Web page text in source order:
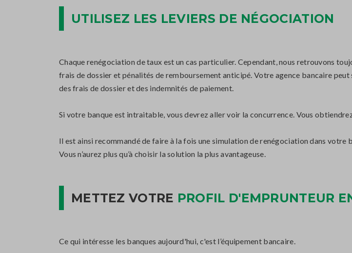
UTILISEZ LES LEVIERS DE NÉGOCIATION
Chaque renégociation de taux est un cas particulier. Cependant, nous retrouvons
frais de dossier et pénalités de remboursement anticipé. Votre agence bancaire
des frais de dossier et des indemnités de paiement.
Si votre banque est intraitable, vous devrez aller voir la concurrence. Vous
Il est ainsi recommandé de faire à la fois une simulation de renégociation dans votre
Vous n’aurez plus qu’à choisir la solution la plus avantageuse.
METTEZ VOTRE PROFIL D'EMPRUNTEUR
Ce qui intéresse les banques aujourd'hui, c'est l’équipement bancaire.